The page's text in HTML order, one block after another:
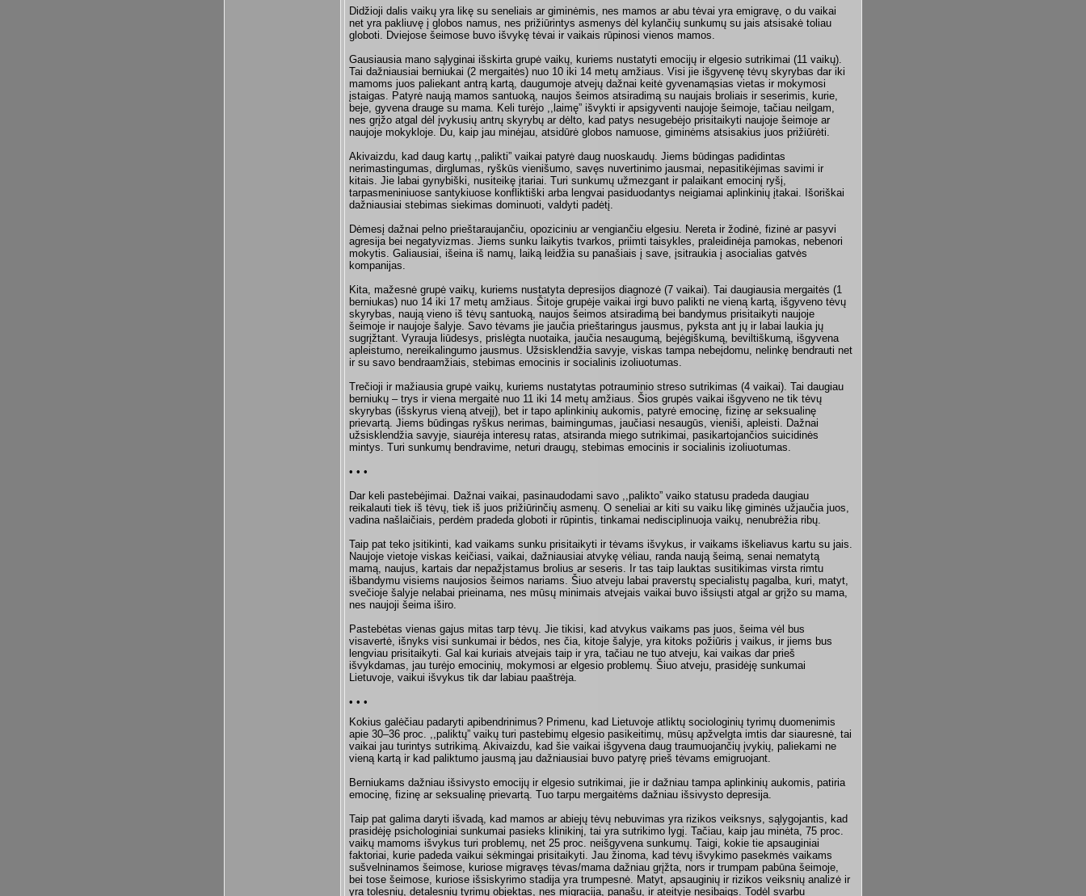
Didžioji dalis vaikų yra likę su seneliais ar giminėmis, nes mamos ar abu tėvai yra emigravę, o du vaikai
net yra pakliuvę į globos namus, nes prižiūrintys asmenys dėl kylančių sunkumų su jais atsisakė toliau
globoti. Dviejose šeimose buvo išvykę tėvai ir vaikais rūpinosi vienos mamos.
Gausiausia mano sąlyginai išskirta grupė vaikų, kuriems nustatyti emocijų ir elgesio sutrikimai (11 vaikų).
Tai dažniausiai berniukai (2 mergaitės) nuo 10 iki 14 metų amžiaus. Visi jie išgyvenę tėvų skyrybas dar iki
mamoms juos paliekant antrą kartą, daugumoje atvejų dažnai keitė gyvenamąsias vietas ir mokymosi
įstaigas. Patyrė naują mamos santuoką, naujos šeimos atsiradimą su naujais broliais ir seserimis, kurie,
beje, gyvena drauge su mama. Keli turėjo ,,laimę” išvykti ir apsigyventi naujoje šeimoje, tačiau neilgam,
nes grįžo atgal dėl įvykusių antrų skyrybų ar dėlto, kad patys nesugebėjo prisitaikyti naujoje šeimoje ar
naujoje mokykloje. Du, kaip jau minėjau, atsidūrė globos namuose, giminėms atsisakius juos prižiūrėti.
Akivaizdu, kad daug kartų ,,palikti” vaikai patyrė daug nuoskaudų. Jiems būdingas padidintas
nerimastingumas, dirglumas, ryškūs vienišumo, savęs nuvertinimo jausmai, nepasitikėjimas savimi ir
kitais. Jie labai gynybiški, nusiteikę įtariai. Turi sunkumų užmezgant ir palaikant emocinį ryšį,
tarpasmeniniuose santykiuose konfliktiški arba lengvai pasiduodantys neigiamai aplinkinių įtakai. Išoriškai
dažniausiai stebimas siekimas dominuoti, valdyti padėtį.
Dėmesį dažnai pelno prieštaraujančiu, opoziciniu ar vengiančiu elgesiu. Nereta ir žodinė, fizinė ar pasyvi
agresija bei negatyvizmas. Jiems sunku laikytis tvarkos, priimti taisykles, praleidinėja pamokas, nebenori
mokytis. Galiausiai, išeina iš namų, laiką leidžia su panašiais į save, įsitraukia į asocialias gatvės
kompanijas.
Kita, mažesnė grupė vaikų, kuriems nustatyta depresijos diagnozė (7 vaikai). Tai daugiausia mergaitės (1
berniukas) nuo 14 iki 17 metų amžiaus. Šitoje grupėje vaikai irgi buvo palikti ne vieną kartą, išgyveno tėvų
skyrybas, naują vieno iš tėvų santuoką, naujos šeimos atsiradimą bei bandymus prisitaikyti naujoje
šeimoje ir naujoje šalyje. Savo tėvams jie jaučia prieštaringus jausmus, pyksta ant jų ir labai laukia jų
sugrįžtant. Vyrauja liūdesys, prislėgta nuotaika, jaučia nesaugumą, bejėgiškumą, beviltiškumą, išgyvena
apleistumo, nereikalingumo jausmus. Užsisklendžia savyje, viskas tampa nebeįdomu, nelinkę bendrauti net
ir su savo bendraamžiais, stebimas emocinis ir socialinis izoliuotumas.
Trečioji ir mažiausia grupė vaikų, kuriems nustatytas potrauminio streso sutrikimas (4 vaikai). Tai daugiau
berniukų – trys ir viena mergaitė nuo 11 iki 14 metų amžiaus. Šios grupės vaikai išgyveno ne tik tėvų
skyrybas (išskyrus vieną atvejį), bet ir tapo aplinkinių aukomis, patyrė emocinę, fizinę ar seksualinę
prievartą. Jiems būdingas ryškus nerimas, baimingumas, jaučiasi nesaugūs, vieniši, apleisti. Dažnai
užsisklendžia savyje, siaurėja interesų ratas, atsiranda miego sutrikimai, pasikartojančios suicidinės
mintys. Turi sunkumų bendravime, neturi draugų, stebimas emocinis ir socialinis izoliuotumas.
• • •
Dar keli pastebėjimai. Dažnai vaikai, pasinaudodami savo ,,palikto” vaiko statusu pradeda daugiau
reikalauti tiek iš tėvų, tiek iš juos prižiūrinčių asmenų. O seneliai ar kiti su vaiku likę giminės užjaučia juos,
vadina našlaičiais, perdėm pradeda globoti ir rūpintis, tinkamai nedisciplinuoja vaikų, nenubrėžia ribų.
Taip pat teko įsitikinti, kad vaikams sunku prisitaikyti ir tėvams išvykus, ir vaikams iškeliavus kartu su jais.
Naujoje vietoje viskas keičiasi, vaikai, dažniausiai atvykę vėliau, randa naują šeimą, senai nematytą
mamą, naujus, kartais dar nepažįstamus brolius ar seseris. Ir tas taip lauktas susitikimas virsta rimtu
išbandymu visiems naujosios šeimos nariams. Šiuo atveju labai praverstų specialistų pagalba, kuri, matyt,
svečioje šalyje nelabai prieinama, nes mūsų minimais atvejais vaikai buvo išsiųsti atgal ar grįžo su mama,
nes naujoji šeima iširo.
Pastebėtas vienas gajus mitas tarp tėvų. Jie tikisi, kad atvykus vaikams pas juos, šeima vėl bus
visavertė, išnyks visi sunkumai ir bėdos, nes čia, kitoje šalyje, yra kitoks požiūris į vaikus, ir jiems bus
lengviau prisitaikyti. Gal kai kuriais atvejais taip ir yra, tačiau ne tuo atveju, kai vaikas dar prieš
išvykdamas, jau turėjo emocinių, mokymosi ar elgesio problemų. Šiuo atveju, prasidėję sunkumai
Lietuvoje, vaikui išvykus tik dar labiau paaštrėja.
• • •
Kokius galėčiau padaryti apibendrinimus? Primenu, kad Lietuvoje atliktų sociologinių tyrimų duomenimis
apie 30–36 proc. ,,paliktų” vaikų turi pastebimų elgesio pasikeitimų, mūsų apžvelgta imtis dar siauresnė, tai
vaikai jau turintys sutrikimą. Akivaizdu, kad šie vaikai išgyvena daug traumuojančių įvykių, paliekami ne
vieną kartą ir kad paliktumo jausmą jau dažniausiai buvo patyrę prieš tėvams emigruojant.
Berniukams dažniau išsivysto emocijų ir elgesio sutrikimai, jie ir dažniau tampa aplinkinių aukomis, patiria
emocinę, fizinę ar seksualinę prievartą. Tuo tarpu mergaitėms dažniau išsivysto depresija.
Taip pat galima daryti išvadą, kad mamos ar abiejų tėvų nebuvimas yra rizikos veiksnys, sąlygojantis, kad
prasidėję psichologiniai sunkumai pasieks klinikinį, tai yra sutrikimo lygį. Tačiau, kaip jau minėta, 75 proc.
vaikų mamoms išvykus turi problemų, net 25 proc. neišgyvena sunkumų. Taigi, kokie tie apsauginiai
faktoriai, kurie padeda vaikui sėkmingai prisitaikyti. Jau žinoma, kad tėvų išvykimo pasekmės vaikams
sušvelninamos šeimose, kuriose migravęs tėvas/mama dažniau grįžta, nors ir trumpam pabūna šeimoje,
bei tose šeimose, kuriose išsiskyrimo stadija yra trumpesnė. Matyt, apsauginių ir rizikos veiksnių analizė ir
yra tolesnių, detalesnių tyrimų objektas, nes migracija, panašu, ir ateityje nesibaigs. Todėl svarbu